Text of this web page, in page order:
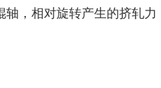
，相对旋转产生的挤轧力